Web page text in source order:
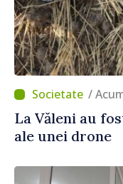
/
La Văleni au
ale unei drone